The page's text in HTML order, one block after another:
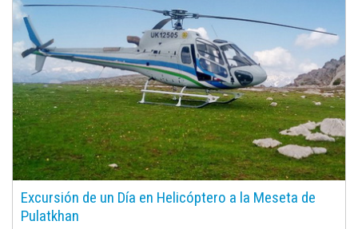
Excursión de un Día en Helicóptero a la Meseta de
Pulatkhan